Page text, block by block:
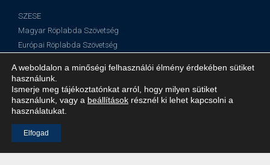
SZESE
Magyar Röplabda Szövetség
Európai Röplabda Szövetség
A weboldalon a minőségi felhasználói élmény érdekében sütiket
használunk.
Ismerje meg tájékoztatónkat arról, hogy milyen sütiket
használunk, vagy a beállítások résznél ki lehet kapcsolni a
használatukat.
Elfogad